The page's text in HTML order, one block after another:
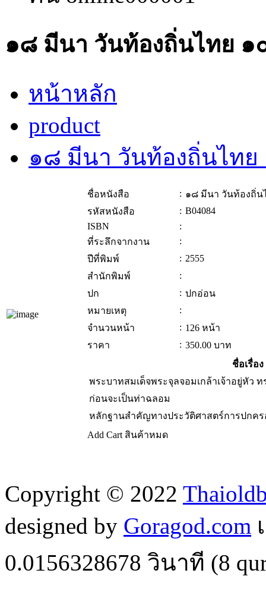
๑๘ มีนา วันท้องถิ่นไทย
หน้าหลัก
product
๑๘ มีนา วันท้องถิ่นไท
ชื่อหนังสือ : ๑๘ มีนา วันท้องถิ่น
รหัสหนังสือ
: B04084
ISBN
:
ที่ระลึกจากงาน
:
ปีที่พิมพ์
: 2555
สำนักพิมพ์
:
ปก
: ปกอ่อน
หมายเหตุ
:
จำนวนหน้า
: 126 หน้า
ราคา
: 350.00 บาท
ชื่อเรื่อง
พระบาทสมเด็จพระจุลจอมเกล้าเจ้าอยู่หัว
ก่อนจะเป็นท่าฉลอม
หลักฐานสำคัญทางประวัติศาสตร์การปกค
Add Cart สินค้าหมด
Copyright © 2022
designed by Goragod.com
0.0156328678 วินาที (8